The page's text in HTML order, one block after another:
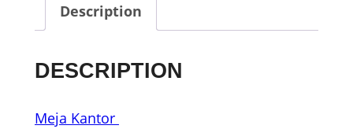
Description
DESCRIPTION
Meja Kantor